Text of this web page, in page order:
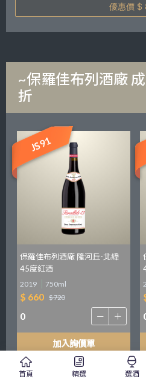
優
~保羅佳布列酒廠
折
JS91
保羅佳布列酒廠 隆河丘-北緯
45度紅酒
2019 750ml
$ 660 $ 720
加入詢價單
首頁 精選 選酒